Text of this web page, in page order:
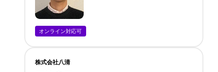
オンライン対応可
株式会社八清